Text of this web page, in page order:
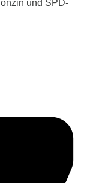
und SPD-